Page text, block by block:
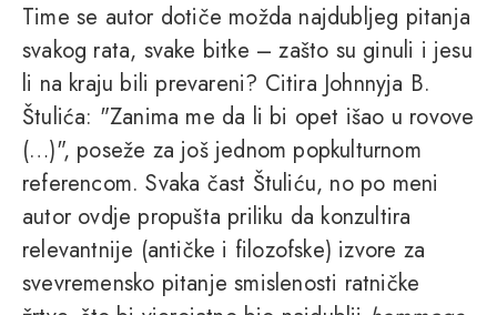
Time se autor dotiče možda najdubljeg pitanja
svakog rata, svake bitke – zašto su ginuli i jesu
li na kraju bili prevareni? Citira Johnnyja B.
Štulića: "Zanima me da li bi opet išao u rovove
(…)", poseže za još jednom popkulturnom
referencom. Svaka čast Štuliću, no po meni
autor ovdje propušta priliku da konzultira
relevantnije (antičke i filozofske) izvore za
svevremensko pitanje smislenosti ratničke